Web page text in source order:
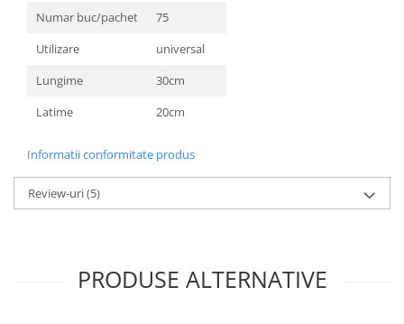
Numar buc/pachet
75
Utilizare
universal
Lungime
30cm
Latime
20cm
Informatii conformitate produs
Review-uri(5)
PRODUSE ALTERNATIVE